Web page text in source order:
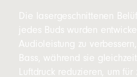
Die lasergeschnittenen
jedes Buds wurden
Audioleistung zu
Bass, während sie
Luftdruck reduzieren, um für